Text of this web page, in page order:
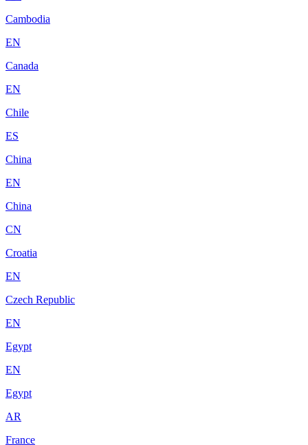
Cambodia
EN
Canada
EN
Chile
ES
China
EN
China
CN
Croatia
EN
Czech Republic
EN
Egypt
EN
Egypt
AR
France